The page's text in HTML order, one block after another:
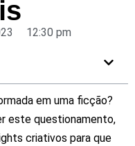
12:30 pm
em uma ficção?
este questionamento,
criativos para que